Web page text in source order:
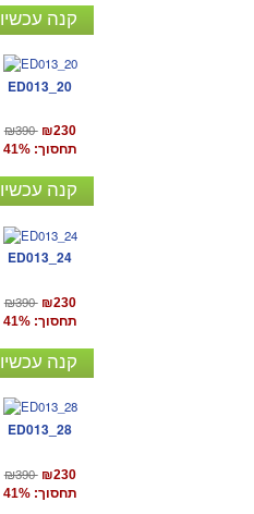
קנה עכשיו
ED013_20
₪390 ₪230
תחסוך: 41%
קנה עכשיו
ED013_24
₪390 ₪230
תחסוך: 41%
קנה עכשיו
ED013_28
₪390 ₪230
תחסוך: 41%